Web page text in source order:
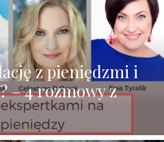
z pieniędzmi i
– 4 rozmowy z